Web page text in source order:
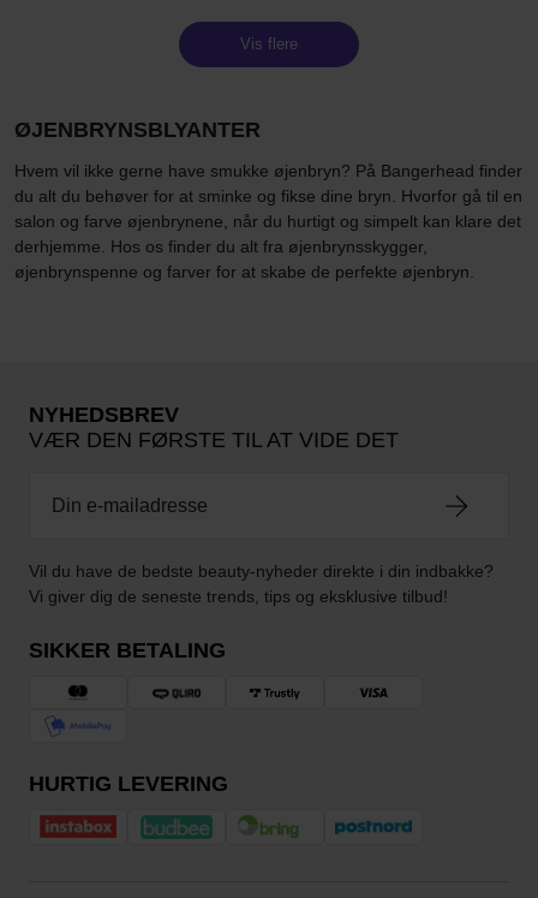
Vis flere
ØJENBRYNSBLYANTER
Hvem vil ikke gerne have smukke øjenbryn? På Bangerhead finder
du alt du behøver for at sminke og fikse dine bryn. Hvorfor gå til en
salon og farve øjenbrynene, når du hurtigt og simpelt kan klare det
derhjemme. Hos os finder du alt fra øjenbrynsskygger,
øjenbrynspenne og farver for at skabe de perfekte øjenbryn.
NYHEDSBREV
VÆR DEN FØRSTE TIL AT VIDE DET
Vil du have de bedste beauty-nyheder direkte i din indbakke?
Vi giver dig de seneste trends, tips og eksklusive tilbud!
SIKKER BETALING
HURTIG LEVERING